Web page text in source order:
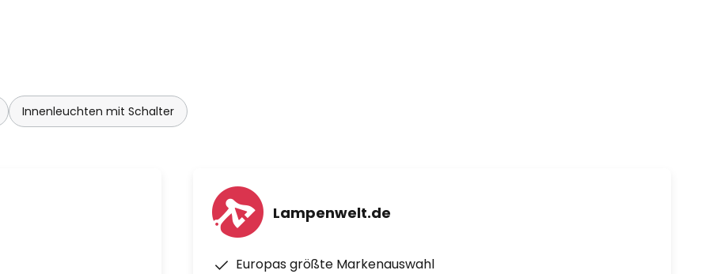
Innenleuchten mit Schalter
Lampenwelt.de
Europas größte Markenauswahl